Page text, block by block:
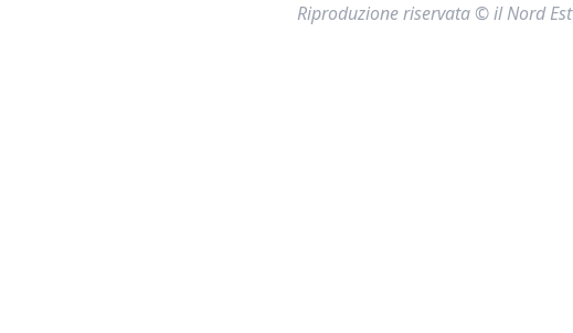
Riproduzione riservata © il Nord Est